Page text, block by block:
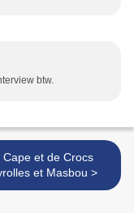
btw.
Cape et de Crocs
d'Ayrolles et Masbou >